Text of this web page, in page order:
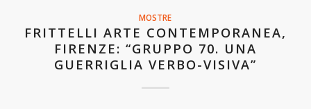
MOSTRE
FRITTELLI ARTE CONTEMPORANEA,
FIRENZE: “GRUPPO 70. UNA
GUERRIGLIA VERBO-VISIVA”